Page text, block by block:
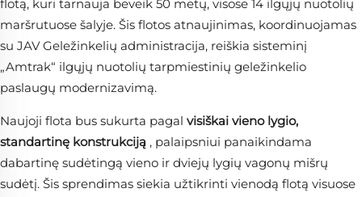
flotą, kuri tarnauja beveik 50 metų, visose 14 ilgųjų nuotolių
maršrutuose šalyje. Šis flotos atnaujinimas, koordinuojamas
su JAV Geležinkelių administracija, reiškia sisteminį
„Amtrak“ ilgųjų nuotolių tarpmiestinių geležinkelio
paslaugų modernizavimą.
Naujoji flota bus sukurta pagal visiškai vieno lygio,
standartinę konstrukciją , palaipsniui panaikindama
dabartinę sudėtingą vieno ir dviejų lygių vagonų mišrų
sudėtį. Šis sprendimas siekia užtikrinti vienodą flotą visuose